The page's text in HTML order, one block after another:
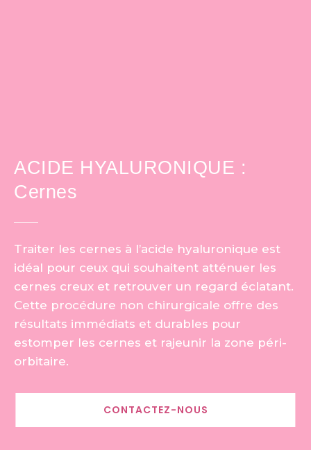
ACIDE HYALURONIQUE :
Cernes
Traiter les cernes à l’acide hyaluronique est
idéal pour ceux qui souhaitent atténuer les
cernes creux et retrouver un regard éclatant.
Cette procédure non chirurgicale offre des
résultats immédiats et durables pour
estomper les cernes et rajeunir la zone péri-
orbitaire.
CONTACTEZ-NOUS